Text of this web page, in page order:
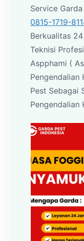
Service
0815-1719-
Berkualitas
Teknisi
Aspphami (
Pengendalian
Pest Sebagai
Pengendalian